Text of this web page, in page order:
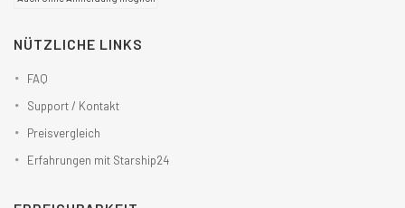
NÜTZLICHE LINKS
FAQ
Support / Kontakt
Preisvergleich
Erfahrungen mit Starship24